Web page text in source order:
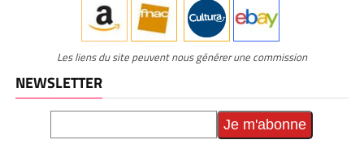
Les liens du site peuvent nous générer une commission
NEWSLETTER